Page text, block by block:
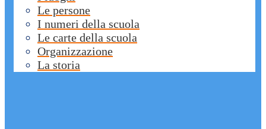
Le persone
I numeri della scuola
Le carte della scuola
Organizzazione
La storia